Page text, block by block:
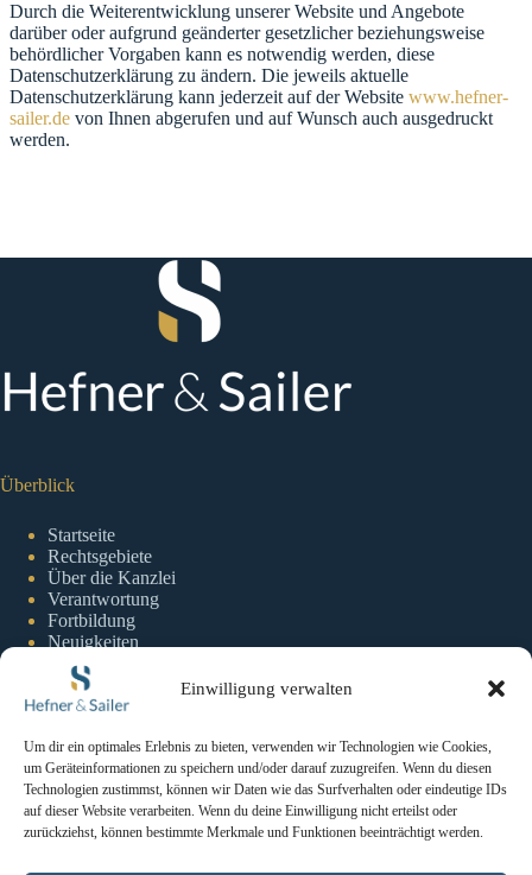
Einwilligung verwalten
Um dir ein optimales Erlebnis zu bieten, verwenden wir Technologien wie Cookies,
um Geräteinformationen zu speichern und/oder darauf zuzugreifen. Wenn du diesen
Technologien zustimmst, können wir Daten wie das Surfverhalten oder eindeutige IDs
auf dieser Website verarbeiten. Wenn du deine Einwilligung nicht erteilst oder
zurückziehst, können bestimmte Merkmale und Funktionen beeinträchtigt werden.
Durch die Weiterentwicklung unserer Website und Angebote
darüber oder aufgrund geänderter gesetzlicher beziehungsweise
behördlicher Vorgaben kann es notwendig werden, diese
Datenschutzerklärung zu ändern. Die jeweils aktuelle
Datenschutzerklärung kann jederzeit auf der Website www.hefner-
sailer.de von Ihnen abgerufen und auf Wunsch auch ausgedruckt
werden.
Überblick
Startseite
Rechtsgebiete
Über die Kanzlei
Verantwortung
Fortbildung
Neuigkeiten
Impressum
Datenschutzerklaerung
Cookie-Richtlinie
Kontakt